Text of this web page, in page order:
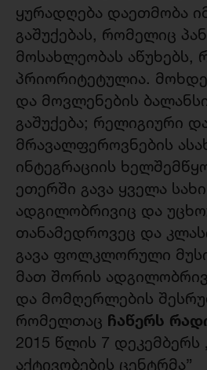
ყურადღება დაეთმობა
გაშუქებას, რომელიც
მოსახლეობას აწუხებს,
პრიორიტეტულია.
და მოვლენების
გაშუქება; რელიგიური
მრავალფეროვნების
ინტეგრაციის
ეთერში გავა ყველა
ადგილობრივიც და
თანამედროვეც და
გავა ფოლკლორული
მათ შორის
და მომღერლების
რომელთაც ჩაწერს
2015 წლის 7 დეკემბერს
აქტივობების ცენტრმა”